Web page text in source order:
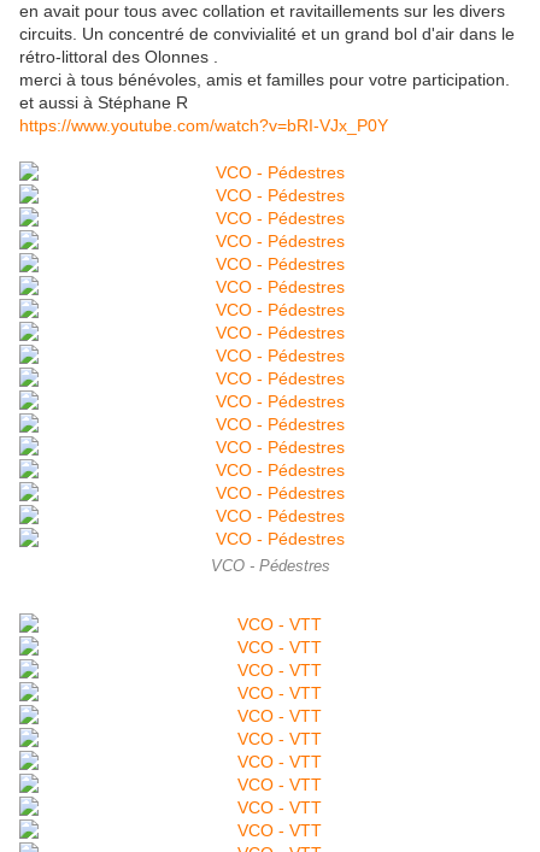
en avait pour tous avec collation et ravitaillements sur les divers
circuits. Un concentré de convivialité et un grand bol d'air dans le
rétro-littoral des Olonnes .
merci à tous bénévoles, amis et familles pour votre participation.
et aussi à Stéphane R
https://www.youtube.com/watch?v=bRI-VJx_P0Y
VCO - Pédestres